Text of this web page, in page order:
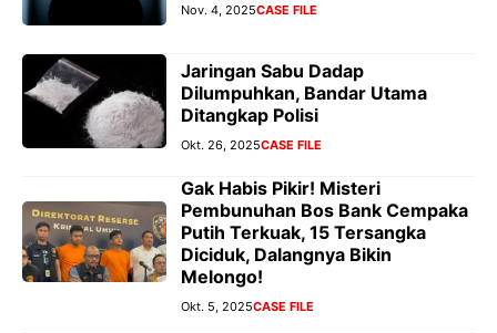
Nov. 4, 2025CASE FILE
Jaringan Sabu Dadap
Dilumpuhkan, Bandar Utama
Ditangkap Polisi
Okt. 26, 2025CASE FILE
Gak Habis Pikir! Misteri
Pembunuhan Bos Bank Cempaka
Putih Terkuak, 15 Tersangka
Diciduk, Dalangnya Bikin
Melongo!
Okt. 5, 2025CASE FILE